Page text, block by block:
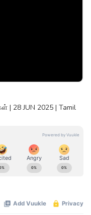
| 28 JUN 2025 | Tamil